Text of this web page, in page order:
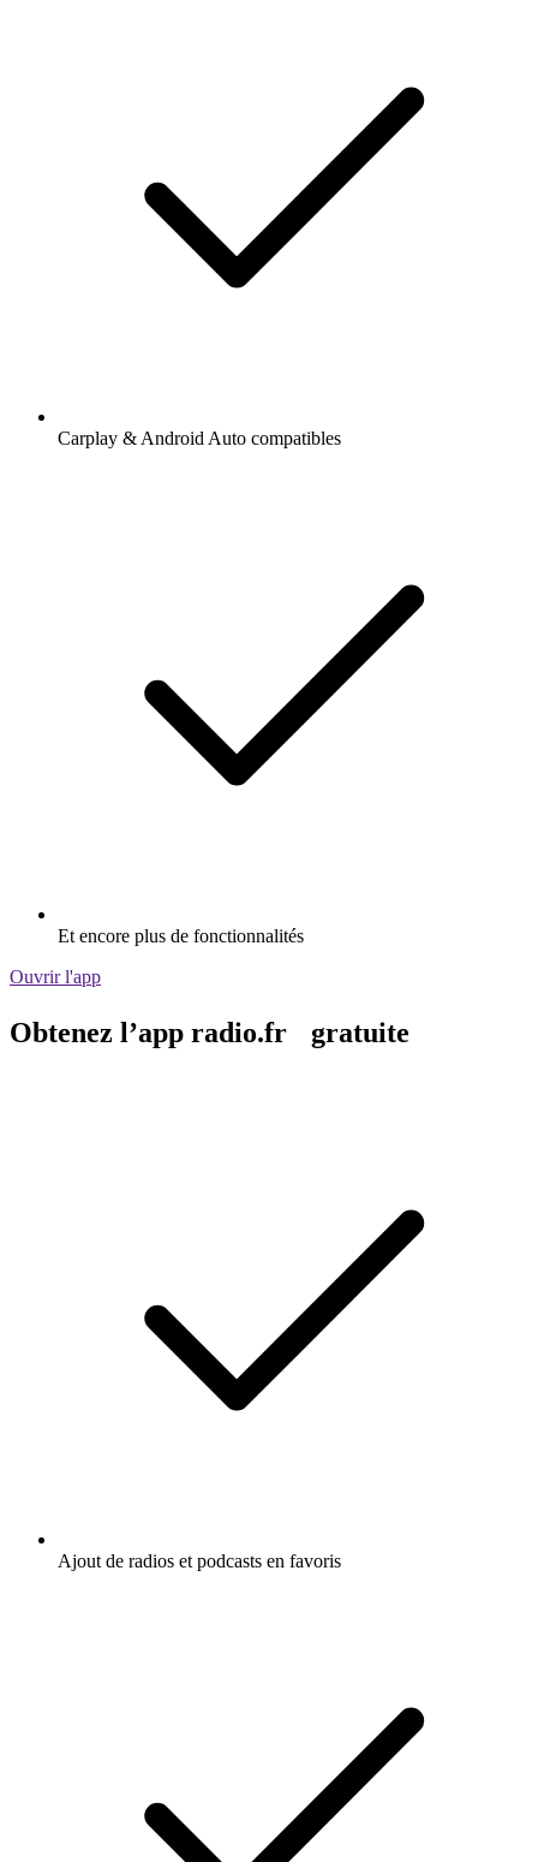
Carplay & Android Auto compatibles
Et encore plus de fonctionnalités
Ouvrir l'app
Obtenez l’app radio.fr gratuite
Ajout de radios et podcasts en favoris